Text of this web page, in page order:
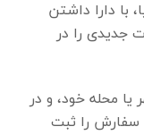
با دارا داشتن
جدیدی را در
یا محله خود، و در
سفارش را ثبت